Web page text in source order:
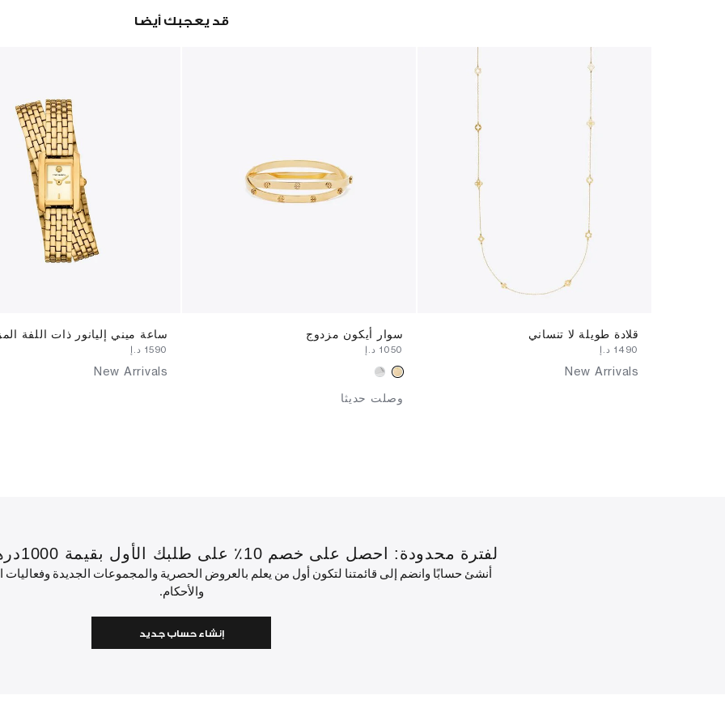
قد يعجبك أيضا
قلادة طويلة لا تنساني
New Arrivals
سوار أيكون مزدوج
وصلت حديثا
ساعة ميني إليانور ذات اللفة
New Arrivals
لفترة محدودة: احصل على خصم 10٪ على طلبك الأول بقيمة 1000درهم إماراتي أو أكثر.
أنشئ حسابًا وانضم إلى قائمتنا لتكون أول من يعلم بالعروض الحصرية والمجموعات الجديدة
والأحكام.
إنشاء حساب جديد